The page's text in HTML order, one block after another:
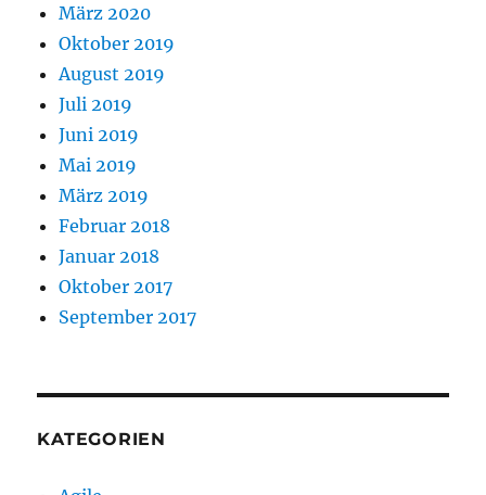
März 2020
Oktober 2019
August 2019
Juli 2019
Juni 2019
Mai 2019
März 2019
Februar 2018
Januar 2018
Oktober 2017
September 2017
KATEGORIEN